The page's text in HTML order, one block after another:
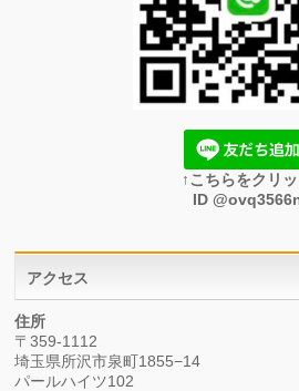
↑こちらをクリ
ID
アクセス
住所
〒359-1112
埼玉県所沢市泉町1855−14
パールハイツ102